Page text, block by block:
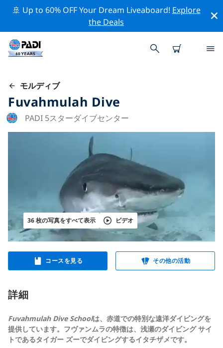
🚢 Up to 60% OFF Your Dream Liveaboard! Explore
the Deals
モルディブ
Fuvahmulah Dive
PADI 5スターダイブセンター
36 枚の写真をすべて表示 ビデオ
コースを見る その他の活動
詳細
Fuvahmulah Dive Schoolは、赤道での特別な遠洋ダイビングを
提供しています。フヴァンムラの特徴は、浅瀬のダイビング サイ
トであるタイガー ズーでダイビングするイタチザメです。